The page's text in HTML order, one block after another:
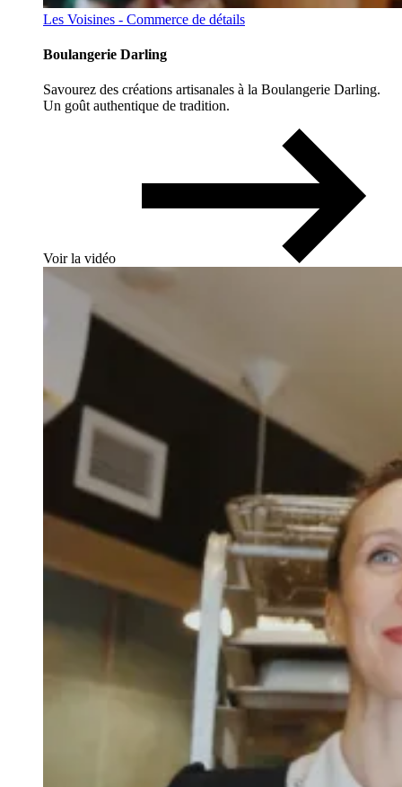
Les Voisines - Commerce de détails
Boulangerie Darling
Savourez des créations artisanales à la Boulangerie Darling.
Un goût authentique de tradition.
Voir la vidéo